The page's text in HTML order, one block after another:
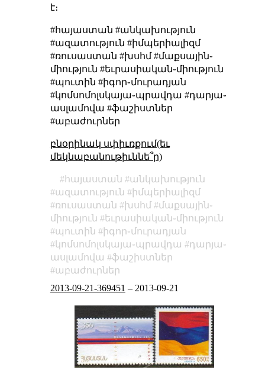
է։
#հայաստան #անկախություն
#ազատություն #իմպերիալիզմ
#ռուսաստան #խսհմ #մաքսային֊
միություն #եւրասիական֊միություն
#պուտին #իգոր֊մուրադյան
#կոմսոմոլսկայա֊պրավդա #դարյա֊
ասլամովա #ֆաշիստներ
#աբաժուրներ
բնօրինակ սփիւռքում(եւ
մեկնաբանութիւննե՞ր)
հայաստան
անկախություն
ազատություն
իմպերիալիզմ
ռուսաստան
խսհմ
մաքսային֊
միություն
եւրասիական֊միություն
պուտին
իգոր֊մուրադյան
կոմսոմոլսկայա֊պրավդա
դարյա֊
ասլամովա
ֆաշիստներ
աբաժուրներ
2013-09-21-369451 – 2013-09-21